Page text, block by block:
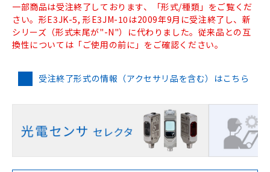
一部商品は受注終了しております、「形式/種類」をご覧くだ
さい。形E3JK-5, 形E3JM-10は2009年9月に受注終了し、新
シリーズ（形式末尾が"-N"）に代わりました。従来品との互
換性については「ご使用の前に」をご確認ください。
受注終了形式の情報（アクセサリ品を含む）はこちら